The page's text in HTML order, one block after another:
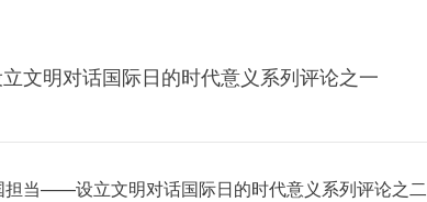
文明对话国际日的时代意义系列评论之一
担当——设立文明对话国际日的时代意义系列评论之二